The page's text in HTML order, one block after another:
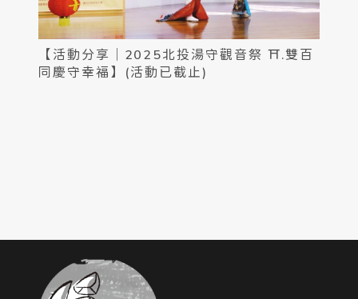
【活動分享｜2025北投湯守觀音祭 ⛩.雙百
同慶守幸福】(活動已截止)